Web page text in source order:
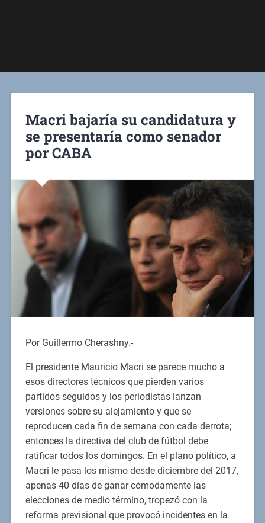
Macri bajaría su candidatura y
se presentaría como senador
por CABA
Por Guillermo Cherashny.-
El presidente Mauricio Macri se parece mucho a
esos directores técnicos que pierden varios
partidos seguidos y los periodistas lanzan
versiones sobre su alejamiento y que se
reproducen cada fin de semana con cada derrota;
entonces la directiva del club de fútbol debe
ratificar todos los domingos. En el plano político, a
Macri le pasa los mismo desde diciembre del 2017,
apenas 40 días de ganar cómodamente las
elecciones de medio término, tropezó con la
reforma previsional que provocó incidentes en la